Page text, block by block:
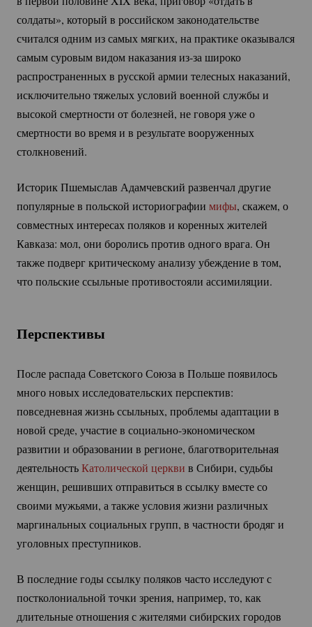
солдаты», который в российском законодательстве
считался одним из самых мягких, на практике оказывался
самым суровым видом наказанияиз-зашироко
распространенных в русской армии телесных наказаний,
исключительно тяжелых условий военной службы и
высокой смертности от болезней, не говоря уже о
смертности во время и в результате вооруженных
столкновений.
Историк Пшемыслав Адамчевский развенчал другие
популярные в польской историографии мифы, скажем, о
совместных интересах поляков и коренных жителей
Кавказа: мол, они боролись против одного врага. Он
также подверг критическому анализу убеждение в том,
что польские ссыльные противостояли ассимиляции.
Перспективы
После распада Советского Союза в Польше появилось
много новых исследовательских перспектив:
повседневная жизнь ссыльных, проблемы адаптации в
новой среде, участие в социально-экономическом
развитии и образовании в регионе, благотворительная
деятельностьКатолической церкви в Сибири, судьбы
женщин, решивших отправиться в ссылку вместе со
своими мужьями, а также условия жизни различных
маргинальных социальных групп, в частности бродяг и
уголовных преступников.
В последние годы ссылку поляков часто исследуют с
постколониальной точки зрения, например, то, как
длительные отношения с жителями сибирских городов